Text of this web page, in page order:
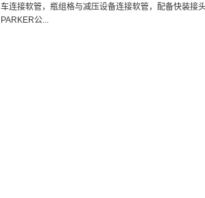
车连接软管，瓶组格与减压设备连接软管，配备快装接
PARKER公...